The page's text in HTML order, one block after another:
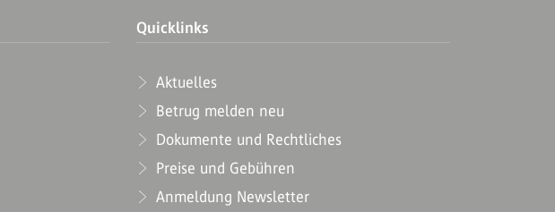
Quicklinks
Aktuelles
Betrug melden neu
Dokumente und Rechtliches
Preise und Gebühren
Anmeldung Newsletter